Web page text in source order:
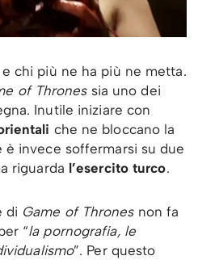
e chi più ne ha più ne metta.
of Thronessia uno dei
Inutile iniziare con
che ne bloccano la
è invece soffermarsi su due
riguarda l’esercito turco.
di Game of Thronesnon fa
“la pornografia, le
”. Per questo